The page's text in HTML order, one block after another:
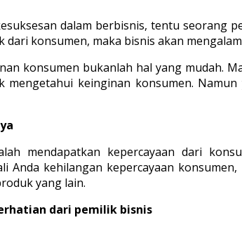
dalam berbisnis, tentu seorang
konsumen, maka bisnis akan
konsumen bukanlah hal yang mudah.
mengetahui keinginan konsumen.
mendapatkan kepercayaan dari
Anda kehilangan kepercayaan
yang lain.
dari pemilik bisnis